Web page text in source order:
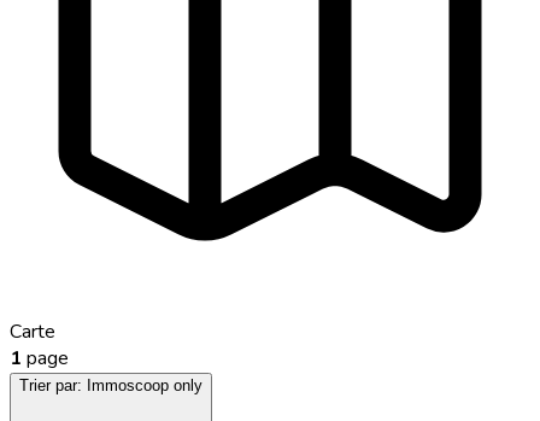
Carte
1 page
Trier par: Immoscoop only